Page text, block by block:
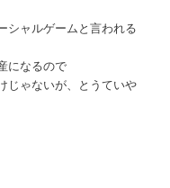
シャルゲームと言われる
になるので
じゃないが、とうていや